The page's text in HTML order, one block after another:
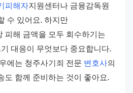
피해자지원센터나 금융감독원
수 있어요. 하지만
피해 금액을 모두 회수하기는
대응이 무엇보다 중요합니다.
에는 청주사기죄 전문 변호사의
도 함께 준비하는 것이 좋아요.